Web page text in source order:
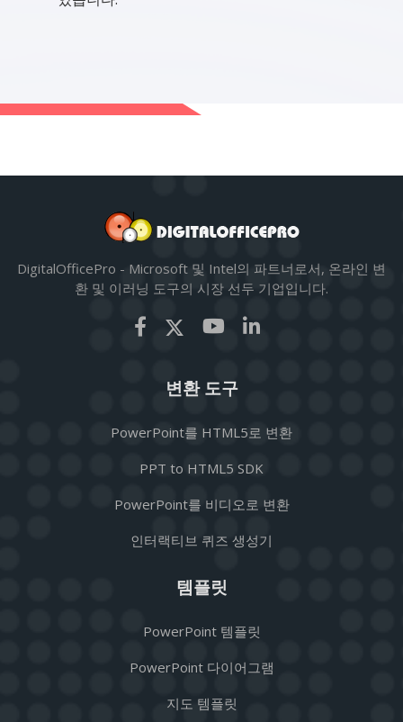
DigitalOfficePro - Microsoft 및 Intel의 파트너로서, 온라인 변
환 및 이러닝 도구의 시장 선두 기업입니다.
변환 도구
PowerPoint를 HTML5로 변환
PPT to HTML5 SDK
PowerPoint를 비디오로 변환
인터랙티브 퀴즈 생성기
템플릿
PowerPoint 템플릿
PowerPoint 다이어그램
지도 템플릿